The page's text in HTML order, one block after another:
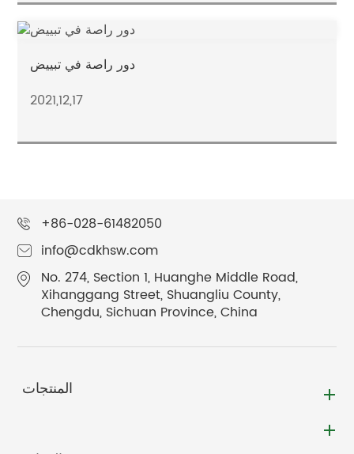
دور راصة في تبييض
2021,12,17
+86-028-61482050
info@cdkhsw.com
No. 274, Section 1, Huanghe Middle Road,
Xihanggang Street, Shuangliu County,
Chengdu, Sichuan Province, China
المنتجات